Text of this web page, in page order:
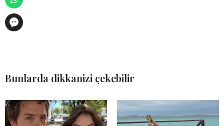
Bunlarda dikkanizi çekebilir